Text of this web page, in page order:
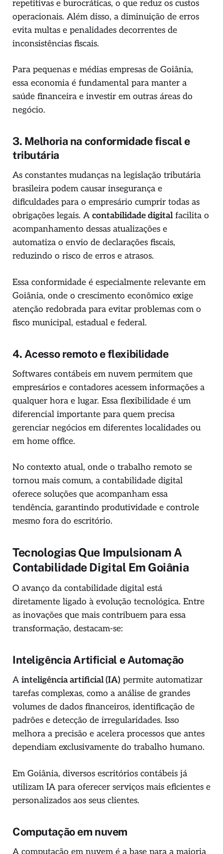
repetitivas e burocráticas, o que reduz os custos
operacionais. Além disso, a diminuição de erros
evita multas e penalidades decorrentes de
inconsistências fiscais.
Para pequenas e médias empresas de Goiânia,
essa economia é fundamental para manter a
saúde financeira e investir em outras áreas do
negócio.
3. Melhoria na conformidade fiscal e
tributária
As constantes mudanças na legislação tributária
brasileira podem causar insegurança e
dificuldades para o empresário cumprir todas as
obrigações legais. A contabilidade digitalfacilita o
acompanhamento dessas atualizações e
automatiza o envio de declarações fiscais,
reduzindo o risco de erros e atrasos.
Essa conformidade é especialmente relevante em
Goiânia, onde o crescimento econômico exige
atenção redobrada para evitar problemas com o
fisco municipal, estadual e federal.
4. Acesso remoto e flexibilidade
Softwares contábeis em nuvem permitem que
empresários e contadores acessem informações a
qualquer hora e lugar. Essa flexibilidade é um
diferencial importante para quem precisa
gerenciar negócios em diferentes localidades ou
em home office.
No contexto atual, onde o trabalho remoto se
tornou mais comum, a contabilidade digital
oferece soluções que acompanham essa
tendência, garantindo produtividade e controle
mesmo fora do escritório.
Tecnologias Que Impulsionam A
Contabilidade Digital Em Goiânia
O avanço da contabilidade digital está
diretamente ligado à evolução tecnológica. Entre
as inovações que mais contribuem para essa
transformação, destacam-se:
Inteligência Artificial e Automação
A inteligência artificial (IA) permite automatizar
tarefas complexas, como a análise de grandes
volumes de dados financeiros, identificação de
padrões e detecção de irregularidades. Isso
melhora a precisão e acelera processos que antes
dependiam exclusivamente do trabalho humano.
Em Goiânia, diversos escritórios contábeis já
utilizam IA para oferecer serviços mais eficientes e
personalizados aos seus clientes.
Computação em nuvem
A computação em nuvem é a base para a maioria